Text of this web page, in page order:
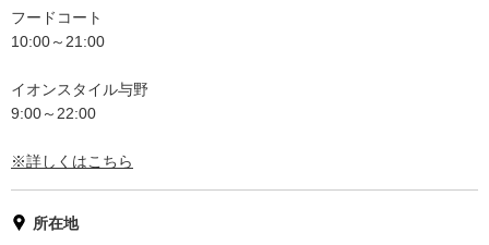
フードコート
10:00～21:00
イオンスタイル与野
9:00～22:00
※詳しくはこちら
所在地